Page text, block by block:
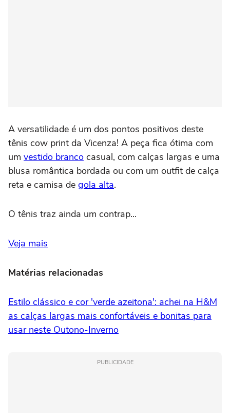
A versatilidade é um dos pontos positivos deste
tênis cow print da Vicenza! A peça fica ótima com
um vestido branco casual, com calças largas e uma
blusa romântica bordada ou com um outfit de calça
reta e camisa de gola alta.
O tênis traz ainda um contrap...
Veja mais
Matérias relacionadas
Estilo clássico e cor 'verde azeitona': achei na H&M
as calças largas mais confortáveis e bonitas para
usar neste Outono-Inverno
PUBLICIDADE